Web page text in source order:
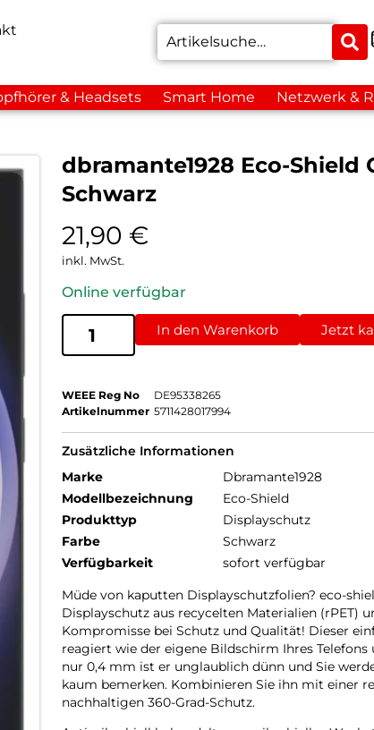
& Headsets Smart Home Netzwerk &
dbramante1928 Eco-Shield
Schwarz
21,90 €
inkl. MwSt.
Online verfügbar
In den Warenkorb Jetzt
WEEE Reg No
DE95338265
Artikelnummer 5711428017994
Zusätzliche Informationen
Marke
Dbramante1928
Modellbezeichnung
Eco-Shield
Produkttyp
Displayschutz
Farbe
Schwarz
Verfügbarkeit
sofort verfügbar
Müde von kaputten Displayschutzfolien? eco-
Displayschutz aus recycelten Materialien (rPET)
Kompromisse bei Schutz und Qualität! Dieser
reagiert wie der eigene Bildschirm Ihres
nur 0,4 mm ist er unglaublich dünn und Sie
kaum bemerken. Kombinieren Sie ihn mit einer
nachhaltigen 360-Grad-Schutz.